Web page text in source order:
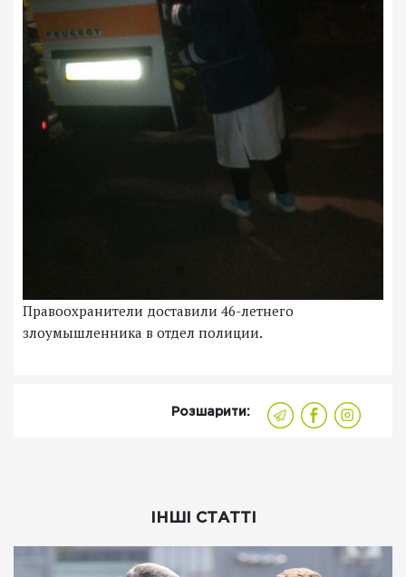
Правоохранители доставили 46-летнего
злоумышленника в отдел полиции.
Розшарити:
ІНШІ СТАТТІ